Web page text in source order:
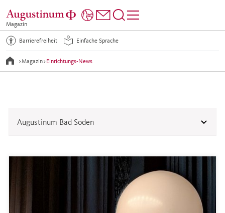
Magazin
>Magazin> Einrichtungs-News
Barrierefreiheit Einfache Sprache
Augustinum Bad Soden